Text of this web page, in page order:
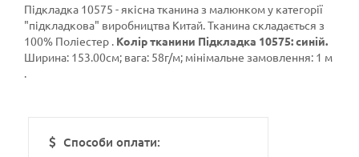
Підкладка 10575 - якісна тканина з малюнком у категорії
"підкладкова" виробництва Китай. Тканина складається з
100% Поліестер . Колір тканини Підкладка 10575: синій.
Ширина: 153.00см; вага: 58г/м; мінімальне замовлення: 1 м
.
Способи оплати: